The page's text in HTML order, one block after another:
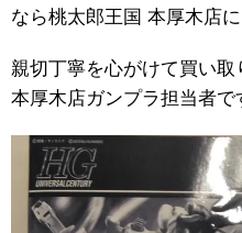
なら桃太郎王国 本厚木店
親切丁寧を心がけて買い
本厚木店ガンプラ担当者で